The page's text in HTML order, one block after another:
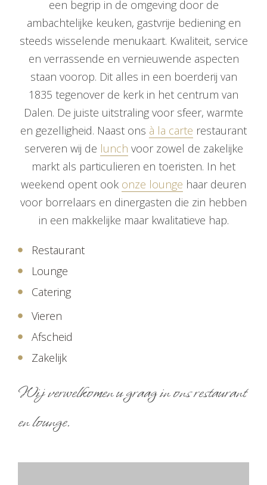
een begrip in de omgeving door de
ambachtelijke keuken, gastvrije bediening en
steeds wisselende menukaart. Kwaliteit, service
en verrassende en vernieuwende aspecten
staan voorop. Dit alles in een boerderij van
1835 tegenover de kerk in het centrum van
Dalen. De juiste uitstraling voor sfeer, warmte
en gezelligheid. Naast ons à la carte restaurant
serveren wij de lunch voor zowel de zakelijke
markt als particulieren en toeristen. In het
weekend opent ook onze lounge haar deuren
voor borrelaars en dinergasten die zin hebben
in een makkelijke maar kwalitatieve hap.
Restaurant
Lounge
Catering
Vieren
Afscheid
Zakelijk
Wij verwelkomen u graag in ons restaurant
en lounge.